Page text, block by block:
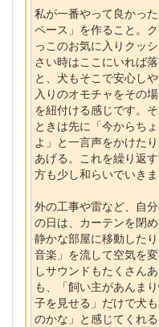
私が一番やって良かっ
ペース」を作ること。
っこのお気に入りクッ
さい時はここにいれば
と、犬もそこで安心し
入りのオモチャをその
を紐付ける感じです。
ときは先に「今からち
よ」と一言声をかけた
あげる。これを繰り返
方も少し和らいでいきま
外の工事や雷など、自
の日は、カーテンを閉
静かな部屋に移動した
音楽」を流して空気を
しサウンドもたくさん
も、「飼い主があんま
子を見せる」だけで犬
のかな」と感じてくれ